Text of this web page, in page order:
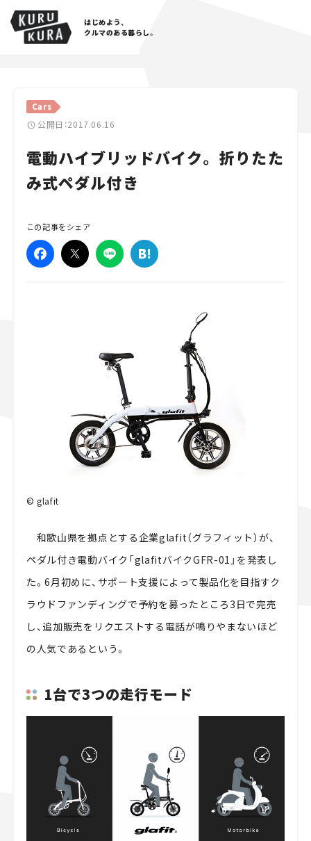
はじめよう、
クルマのある暮らし。
Cars
公開日：2017.06.16
電動ハイブリッドバイク。 折りたた
み式ペダル付き
この記事をシェア
© glafit
和歌山県を拠点とする企業glafit（グラフィット）が、
ペダル付き電動バイク「glafitバイクGFR-01」を発表し
た。6月初めに、サポート支援によって製品化を目指すク
ラウドファンディングで予約を募ったところ3日で完売
し、追加販売をリクエストする電話が鳴りやまないほど
の人気であるという。
1台で3つの走行モード
Cars
Lifestyle
Traffic
Special
Series
スズキ｜Suzuki
マツダ ロードスター｜Mazda Roadster